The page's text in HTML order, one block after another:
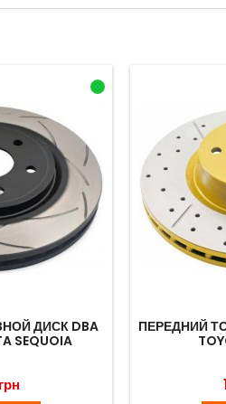
ДИСК DBA
SEQUOIA
ПЕРЕДНИЙ